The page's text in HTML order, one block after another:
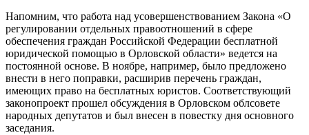
Напомним, что работа над усовершенствованием Закона «О
регулировании отдельных правоотношений в сфере
обеспечения граждан Российской Федерации бесплатной
юридической помощью в Орловской области» ведется на
постоянной основе. В ноябре, например, было предложено
внести в него поправки, расширив перечень граждан,
имеющих право на бесплатных юристов. Соответствующий
законопроект прошел обсуждения в Орловском облсовете
народных депутатов и был внесен в повестку дня основного
заседания.